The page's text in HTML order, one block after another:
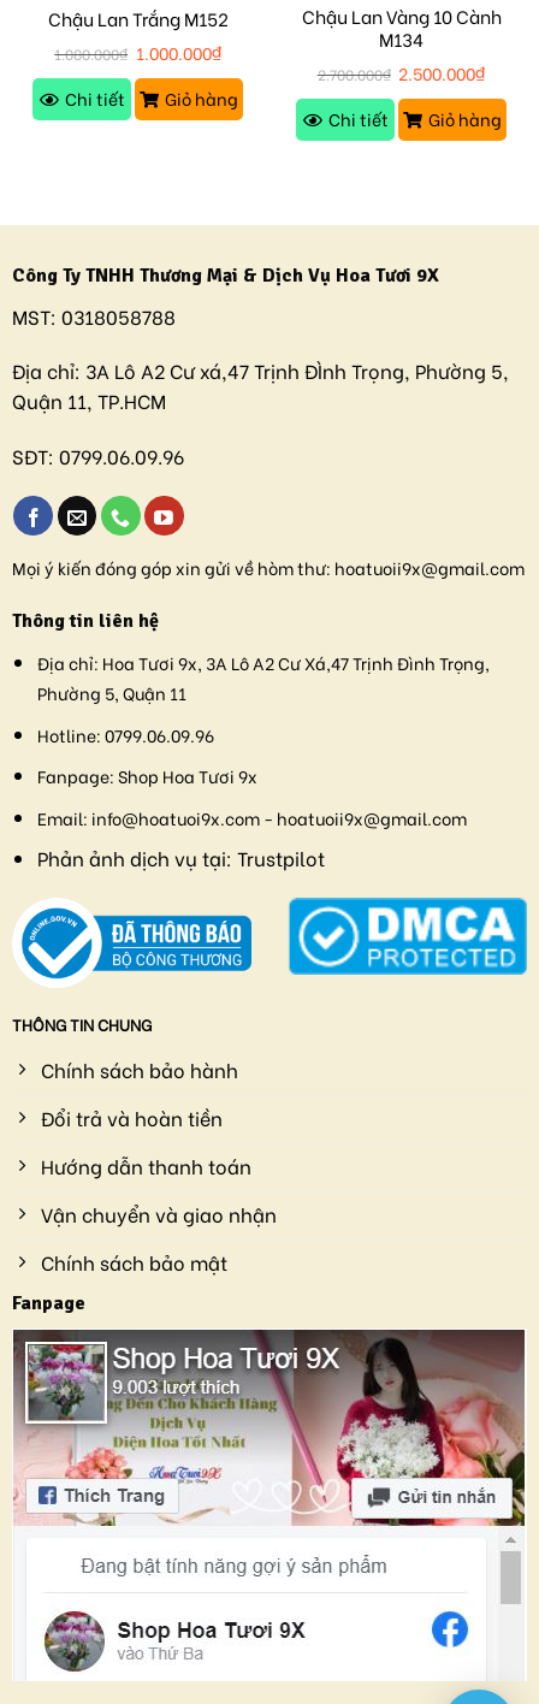
Chậu Lan Trắng M152
1.080.000₫ 1.000.000₫
Chi tiết
Giỏ hàng
Chậu Lan Vàng 10 Cành
M134
2.700.000₫ 2.500.000₫
Chi tiết
Giỏ hàng
Công Ty TNHH Thương Mại & Dịch Vụ Hoa Tươi 9X
MST: 0318058788
Địa chỉ: 3A Lô A2 Cư xá,47 Trịnh ĐÌnh Trọng, Phường 5,
Quận 11, TP.HCM
SĐT: 0799.06.09.96
Mọi ý kiến đóng góp xin gửi về hòm thư: hoatuoii9x@gmail.com
Thông tin liên hệ
Địa chỉ: Hoa Tươi 9x, 3A Lô A2 Cư Xá,47 Trịnh Đình Trọng,
Phường 5, Quận 11
Hotline:0799.06.09.96
Fanpage:Shop Hoa Tươi 9x
Email: info@hoatuoi9x.com - hoatuoii9x@gmail.com
Phản ảnh dịch vụ tại: Trustpilot
THÔNG TIN CHUNG
Chính sách bảo hành
Đổi trả và hoàn tiền
Hướng dẫn thanh toán
Vận chuyển và giao nhận
Chính sách bảo mật
Fanpage